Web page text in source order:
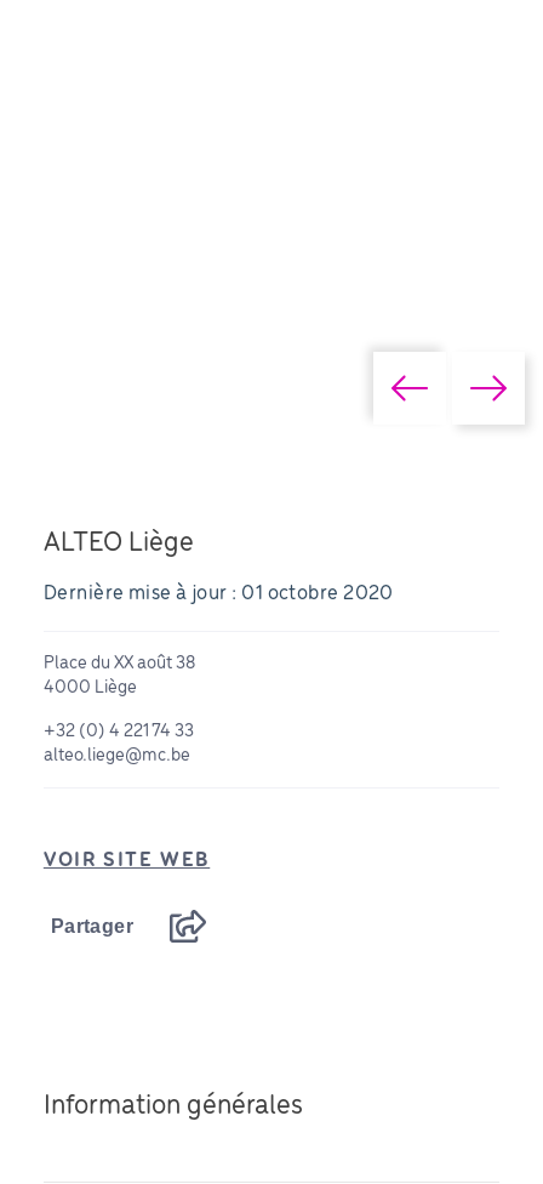
ALTEO Liège
Dernière mise à jour : 01 octobre 2020
Place du XX août 38
4000 Liège
+32 (0) 4 221 74 33
alteo.liege@mc.be
VOIR SITE WEB
Partager
Information générales